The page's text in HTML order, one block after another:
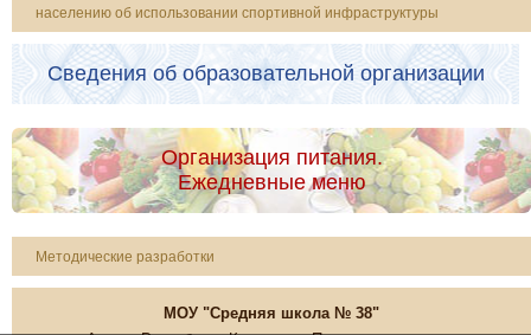
населению об использовании спортивной инфраструктуры
Сведения об образовательной организации
Организация питания.
Ежедневные меню
Методические разработки
МОУ "Средняя школа № 38"